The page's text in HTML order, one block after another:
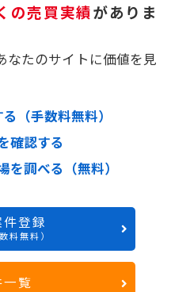
の売買実績がありま
なたのサイトに価値を見
（手数料無料）
確認する
調べる（無料）
登録
料無料）
覧